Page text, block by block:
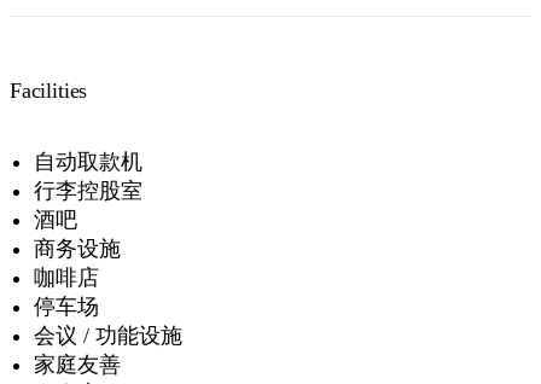
Facilities
自动取款机
行李控股室
酒吧
商务设施
咖啡店
停车场
会议 / 功能设施
家庭友善